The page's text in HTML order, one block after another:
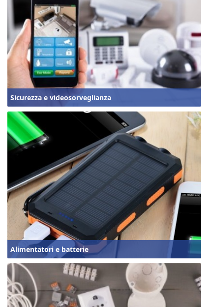
Sicurezza e videosorveglianza
Alimentatori e batterie